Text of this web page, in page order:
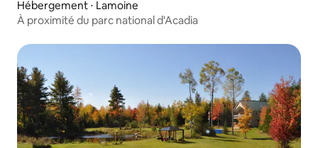
Hébergement ⋅ Lamoine
À proximité du parc national d'Acadia